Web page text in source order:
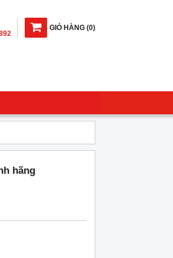
GIỎ HÀNG (0)
hãng